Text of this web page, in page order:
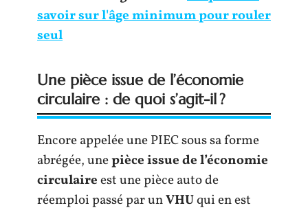
savoir sur l'âge minimum pour rouler
seul
Une pièce issue de l’économie
circulaire : de quoi s’agit-il ?
Encore appelée une PIEC sous sa forme
abrégée, unepièce issue de l’économie
circulaireest une pièce auto de
réemploi passé par unVHUqui en est